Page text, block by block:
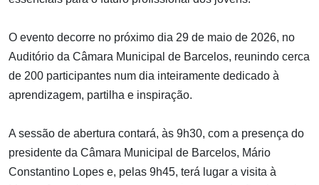
O evento decorre no próximo dia 29 de maio de 2026, no
Auditório da Câmara Municipal de Barcelos, reunindo cerca
de 200 participantes num dia inteiramente dedicado à
aprendizagem, partilha e inspiração.
A sessão de abertura contará, às 9h30, com a presença do
presidente da Câmara Municipal de Barcelos, Mário
Constantino Lopes e, pelas 9h45, terá lugar a visita à